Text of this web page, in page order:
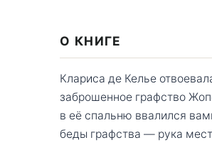
О КНИГЕ
Клариса де Келье
заброшенное графство
в её спальню ввалился
беды графства — рука